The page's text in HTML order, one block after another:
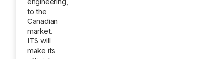
to the
Canadian
market.
ITS will
make its